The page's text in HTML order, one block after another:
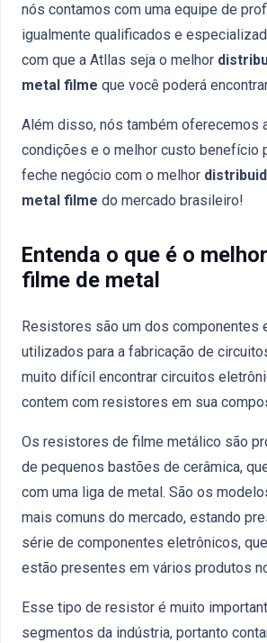
nós contamos com uma equipe de
igualmente qualificados e
com que a Atllas seja o melhor
metal filme que você poderá
Além disso, nós também oferecemos
condições e o melhor custo benefício
feche negócio com o melhor
metal filme do mercado brasileiro!
Entenda o que é o
filme de metal
Resistores são um dos componentes
utilizados para a fabricação de
muito difícil encontrar circuitos
contem com resistores em sua
Os resistores de filme metálico são
de pequenos bastões de cerâmica,
com uma liga de metal. São os
mais comuns do mercado, estando
série de componentes eletrônicos,
estão presentes em vários produtos
Esse tipo de resistor é muito
segmentos da indústria, portanto